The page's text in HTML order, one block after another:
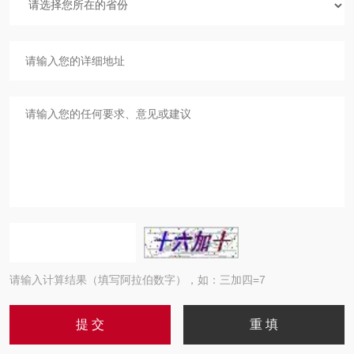
请输入计算结果（填写阿拉伯数字），如：三加四=7